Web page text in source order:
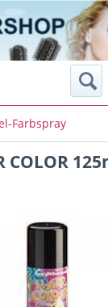
Farbspray
COLOR